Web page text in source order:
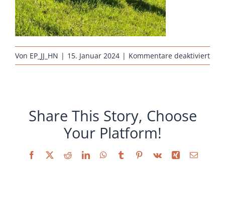
Sonstiges
Von EP_JJ_HN | 15. Januar 2024 | Kommentare deaktiviertfür
Share This Story, Choose
Your Platform!
Facebook
X RedditLinkedInWhatsApp
TumblrPinterest
Vk Xing E-